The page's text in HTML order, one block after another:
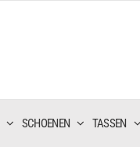
SCHOENEN TASSEN